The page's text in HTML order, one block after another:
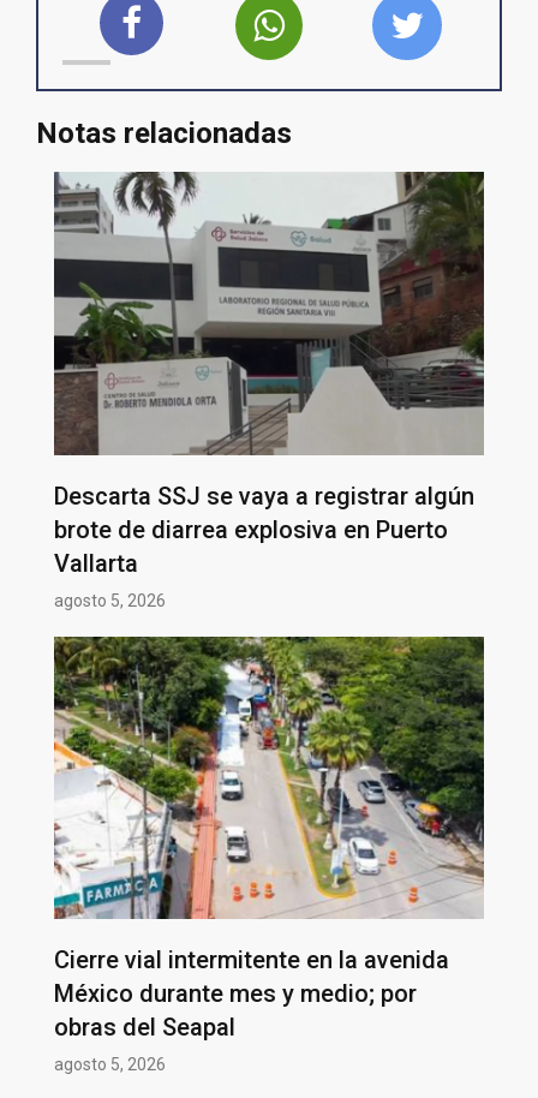
Notas relacionadas
Descarta SSJ se vaya a registrar algún
brote de diarrea explosiva en Puerto
Vallarta
agosto 5, 2026
Cierre vial intermitente en la avenida
México durante mes y medio; por
obras del Seapal
agosto 5, 2026